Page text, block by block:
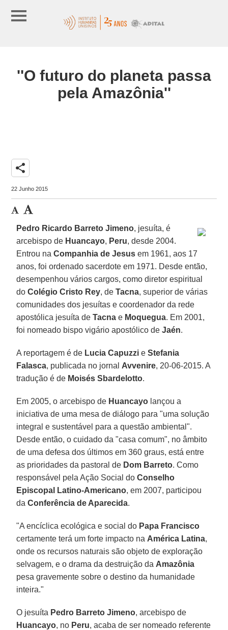
''O futuro do planeta passa
pela Amazônia''
share
22 Junho 2015
Pedro Ricardo Barreto Jimeno, jesuíta, é
arcebispo de Huancayo, Peru, desde 2004.
Entrou naCompanhia de Jesus em 1961, aos 17
anos, foi ordenado sacerdote em 1971. Desde então,
desempenhou vários cargos, como diretor espiritual
doColégio Cristo Rey, deTacna, superior de várias
comunidades dos jesuítas e coordenador da rede
apostólica jesuíta deTacna e Moquegua. Em 2001,
foi nomeado bispo vigário apostólico deJaén.
A reportagem é de Lucia Capuzzi eStefania
Falasca, publicada no jornal Avvenire, 20-06-2015. A
tradução é de Moisés Sbardelotto.
Em 2005, o arcebispo de Huancayo lançou a
iniciativa de uma mesa de diálogo para "uma solução
integral e sustentável para a questão ambiental".
Desde então, o cuidado da "casa comum", no âmbito
de uma defesa dos últimos em 360 graus, está entre
as prioridades da pastoral de Dom Barreto. Como
responsável pela Ação Social doConselho
Episcopal Latino-Americano, em 2007, participou
daConferência de Aparecida.
"A encíclica ecológica e social do Papa Francisco
certamente terá um forte impacto na América Latina,
onde os recursos naturais são objeto de exploração
selvagem, e o drama da destruição da Amazônia
pesa gravemente sobre o destino da humanidade
inteira."
O jesuíta Pedro Barreto Jimeno, arcebispo de
Huancayo, no Peru, acaba de ser nomeado referente